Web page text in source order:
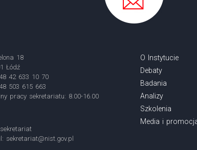
18
Łódź
42 633 10 70
503 615 663
pracy sekretariatu: 8.00-16.00
sekretariat@nist.gov.pl
O Instytucie
Debaty
Badania
Analizy
Szkolenia
Media i